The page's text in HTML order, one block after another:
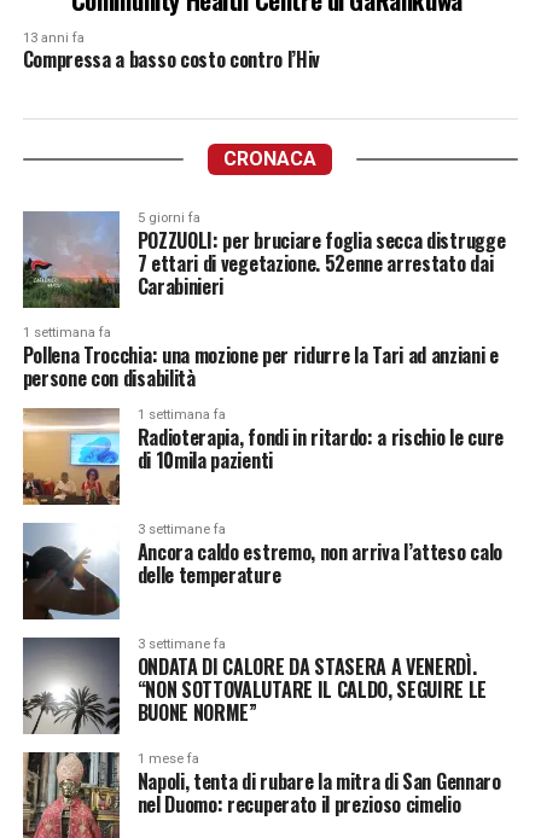
13 anni fa
Compressa a basso costo contro l’Hiv
CRONACA
5 giorni fa
POZZUOLI: per bruciare foglia secca distrugge
7 ettari di vegetazione. 52enne arrestato dai
Carabinieri
1 settimana fa
Pollena Trocchia: una mozione per ridurre la Tari ad anziani e
persone con disabilità
1 settimana fa
Radioterapia, fondi in ritardo: a rischio le cure
di 10mila pazienti
3 settimane fa
Ancora caldo estremo, non arriva l’atteso calo
delle temperature
3 settimane fa
ONDATA DI CALORE DA STASERA A VENERDÌ.
“NON SOTTOVALUTARE IL CALDO, SEGUIRE LE
BUONE NORME”
1 mese fa
Napoli, tenta di rubare la mitra di San Gennaro
nel Duomo: recuperato il prezioso cimelio